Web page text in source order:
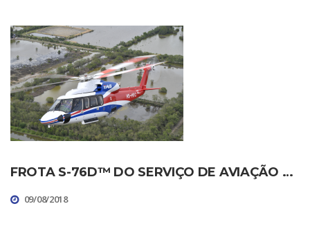
FROTA S-76D™ DO SERVIÇO DE AVIAÇÃO TAILANDESA ALCANÇA 10.000 HORAS DE VOO
09/08/2018